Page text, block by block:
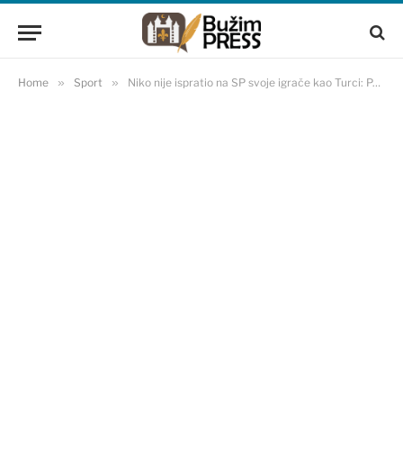
Home » Sport » Niko nije ispratio na SP svoje igrače kao Turci: Pogledajte spektakularne prizore